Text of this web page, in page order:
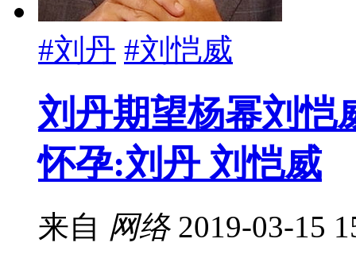
#刘丹 #刘恺威
刘丹期望杨幂刘恺
怀孕:刘丹 刘恺威
来自 网络 2019-03-15